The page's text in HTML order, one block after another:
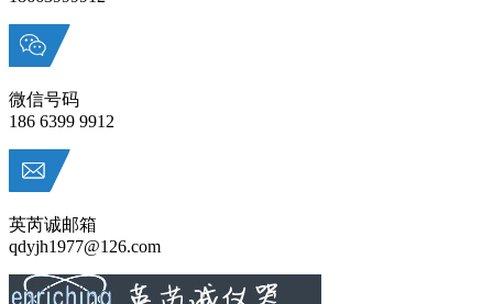
微信号码
186 6399 9912
英芮诚邮箱
qdyjh1977@126.com